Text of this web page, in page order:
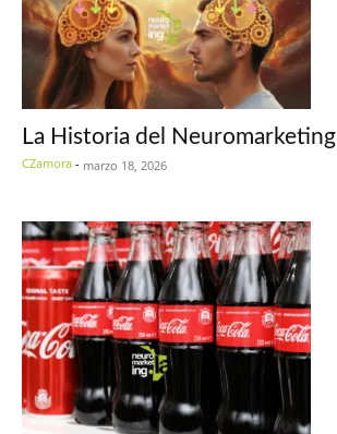
La Historia del Neuromarketing
CZamora - marzo 18, 2026